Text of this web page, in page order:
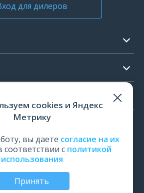
для дилеров
| ООО «Нейрософт», Иваново,
cookies и Яндекс
Метрику
вы даете согласие на их
соответствии с политикой
использования
Принять